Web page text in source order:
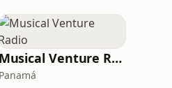
Musical Venture Radio
Panamá